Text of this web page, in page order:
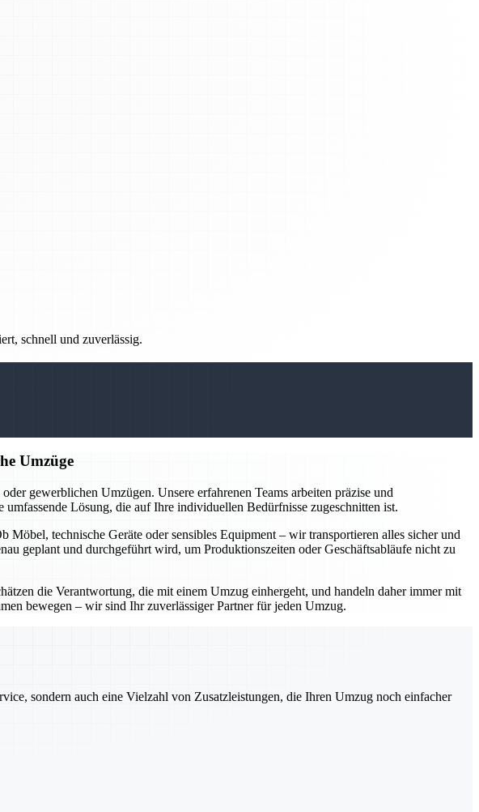
schnell und zuverlässig.
Umzüge
gewerblichen Umzügen. Unsere erfahrenen Teams arbeiten präzise und
Lösung, die auf Ihre individuellen Bedürfnisse zugeschnitten ist.
technische Geräte oder sensibles Equipment – wir transportieren alles sicher und
geplant und durchgeführt wird, um Produktionszeiten oder Geschäftsabläufe nicht zu
die Verantwortung, die mit einem Umzug einhergeht, und handeln daher immer mit
bewegen – wir sind Ihr zuverlässiger Partner für jeden Umzug.
sondern auch eine Vielzahl von Zusatzleistungen, die Ihren Umzug noch einfacher